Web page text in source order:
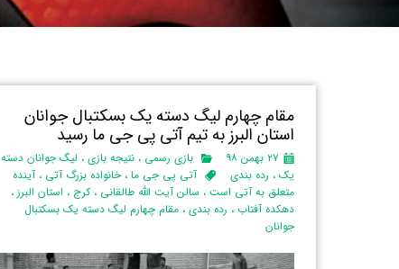
مقام چهارم لیگ دسته یک بسکتبال جوانان
استان البرز‌ به تیم آتی پی جی ما رسید
۲۷ بهمن ۹۸ بازی رسمی ، نتیجه بازی ، لیگ جوانان دسته
یک ، رده بندی آتی پی جی ما ، خانواده بزرگ آتی ، آینده
متعلق به آتی است ، سالن آیت الله طالقانی ،کرج ، استان البرز‌ ،
دهکده آفتاب ، رده بندی ، مقام چهارم لیگ دسته یک بسکتبال
جوانان